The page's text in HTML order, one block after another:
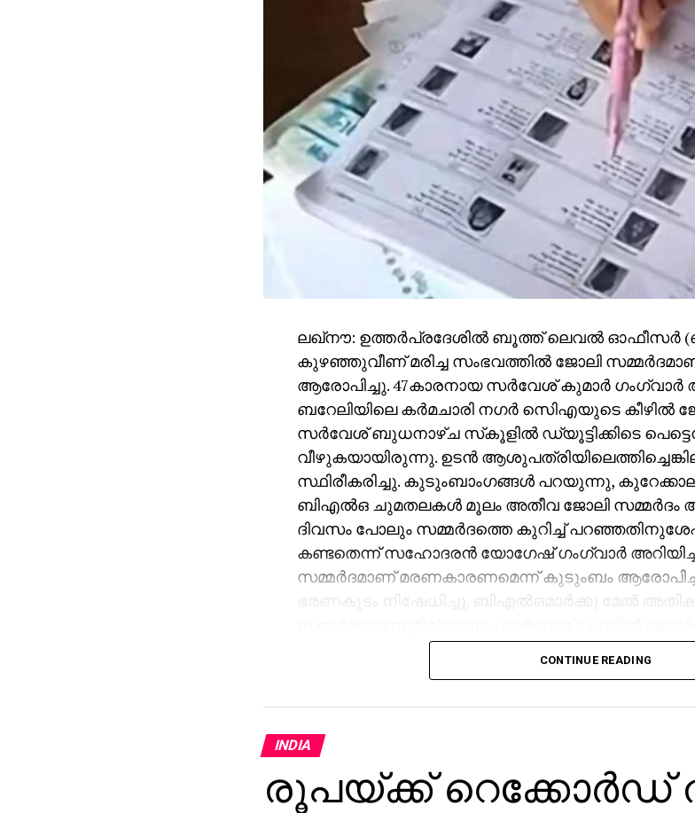
ലഖ്‌നൗ: ഉത്തര്‍പ്രദേശില്‍ ബൂത്ത് ലെവല്‍ ഓഫീസര്‍
കുഴഞ്ഞുവീണ് മരിച്ച സംഭവത്തില്‍ ജോലി
ആരോപിച്ചു. 47കാരനായ സര്‍വേശ് കുമാര്‍ ഗംഗ്വാര്‍
ബറേലിയിലെ കര്‍മചാരി നഗര്‍ സിെഎയുടെ കീഴില്‍
സര്‍വേശ് ബുധനാഴ്ച സ്‌കൂളില്‍ ഡ്യൂട്ടിക്കിടെ
വീഴുകയായിരുന്നു. ഉടന്‍
സ്ഥിരീകരിച്ചു. കുടുംബാംഗങ്ങള്‍ പറയുന്നു,
ബിഎല്‍ഒ ചുമതലകള്‍ മൂലം അതീവ ജോലി സമ്മര്‍ദം
ദിവസം പോലും സമ്മര്‍ദത്തെ കുറിച്ച്
കണ്ടതെന്ന് സഹോദരന്‍ യോഗേഷ് ഗംഗ്വാര്‍
സമ്മര്‍ദമാണ് മരണകാരണമെന്ന് കുടുംബം
ഭരണകൂടം നിഷേധിച്ചു. ബിഎല്‍ഒമാര്‍ക്കു മേല്‍
കണ്ടെത്താനായിട്ടില്ലെന്നുമാണ് എസ്ഡിഎം
CONTINUE READING
INDIA
രൂപയ്ക്ക് റെക്കോര്‍ഡ്